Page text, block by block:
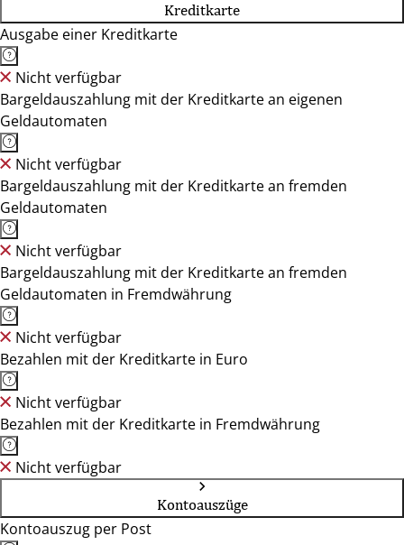
Kreditkarte
Ausgabe einer Kreditkarte
Nicht verfügbar
Bargeldauszahlung mit der Kreditkarte an eigenen
Geldautomaten
Nicht verfügbar
Bargeldauszahlung mit der Kreditkarte an fremden
Geldautomaten
Nicht verfügbar
Bargeldauszahlung mit der Kreditkarte an fremden
Geldautomaten in Fremdwährung
Nicht verfügbar
Bezahlen mit der Kreditkarte in Euro
Nicht verfügbar
Bezahlen mit der Kreditkarte in Fremdwährung
Nicht verfügbar
Kontoauszüge
Kontoauszug per Post